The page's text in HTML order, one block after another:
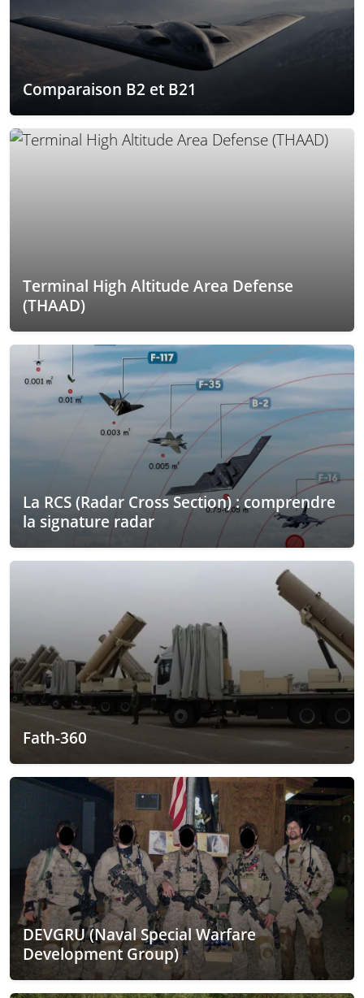
Comparaison B2 et B21
Terminal High Altitude Area Defense
(THAAD)
La RCS (Radar Cross Section) : comprendre
la signature radar
Fath-360
DEVGRU (Naval Special Warfare
Development Group)